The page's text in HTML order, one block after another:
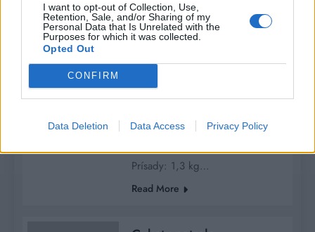
I want to opt-out of Collection, Use,
Retention, Sale, and/or Sharing of my
Personal Data that Is Unrelated with the
Purposes for which it was collected.
Opted Out
CONFIRM
Data Deletion Data Access Privacy Policy
stehienka pečené v smotanovej
omáčke. Toto je jedlo také chutné
ho obľúbi každý. Mäso je extra
koreninám aromatické.Podávať
so zemiakmi, ryžou, cestovinami
alebo dusenou zeleninou.
Prísady: 1,3 kg…
Read More